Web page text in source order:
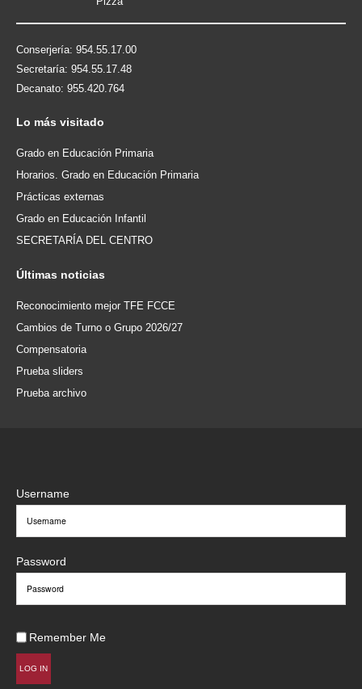
Conserjería: 954.55.17.00
Secretaría: 954.55.17.48
Decanato: 955.420.764
Lo más visitado
Grado en Educación Primaria
Horarios. Grado en Educación Primaria
Prácticas externas
Grado en Educación Infantil
SECRETARÍA DEL CENTRO
Últimas noticias
Reconocimiento mejor TFE FCCE
Cambios de Turno o Grupo 2026/27
Compensatoria
Prueba sliders
Prueba archivo
Username
Password
Remember Me
LOG IN